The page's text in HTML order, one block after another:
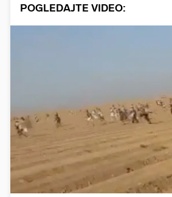
POGLEDAJTE VIDEO:
Pokretanje videa...